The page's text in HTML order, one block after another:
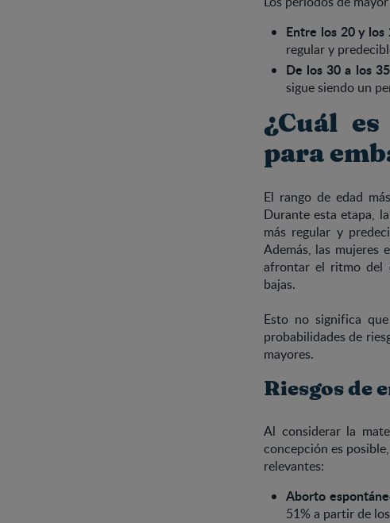
Entre los 20 y los
regular y
De los 30 a los
sigue siendo un
¿Cuál
para
El rango de edad
Durante esta etapa,
más regular y
Además, las mujeres
afrontar el ritmo del
bajas.
Esto no significa
probabilidades de
mayores.
Riesgos de
Al considerar la
concepción es
relevantes:
Aborto
51% a partir de